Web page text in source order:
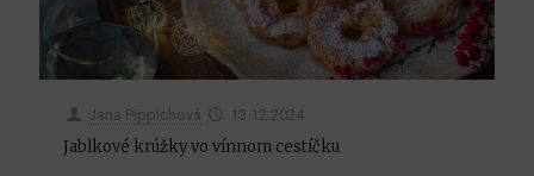
Jana Pippichová 13.12.2024
Jablkové krúžky vo vínnom cestíčku